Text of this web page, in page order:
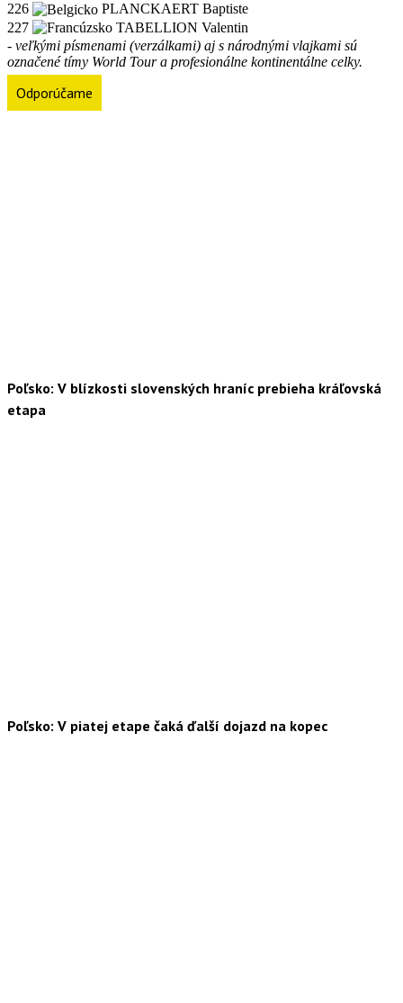
226
PLANCKAERT Baptiste
227
TABELLION Valentin
- veľkými písmenami (verzálkami) aj s národnými vlajkami sú
označené tímy World Tour a profesionálne kontinentálne celky.
Odporúčame
Poľsko: V blízkosti slovenských hraníc prebieha kráľovská
etapa
Poľsko: V piatej etape čaká ďalší dojazd na kopec